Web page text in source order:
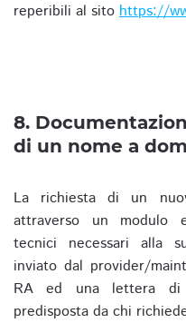
reperibili al sito https://
8.
di un nome a
La richiesta di un
attraverso un modulo
tecnici necessari alla
inviato dal provider/
RA ed una lettera di
predisposta da chi